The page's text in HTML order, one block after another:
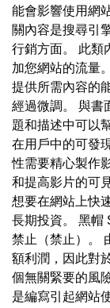
能會影響使用網
關內容是搜尋引
行銷方面。 此類
加您網站的流量
提供所需內容的
經過微調。 與書
題和描述中可以
在用戶中的可發
性需要精心製作
和提高影片的可
想要在網站上快
長期投資。 黑帽
禁止（禁止）。
額利潤，因此對
個無關緊要的風
是編寫引起網站